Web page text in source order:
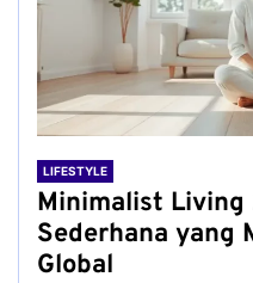
LIFESTYLE
Minimalist Living
Sederhana yang
Global